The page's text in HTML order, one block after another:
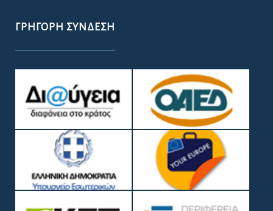
ΓΡΉΓΟΡΗ ΣΎΝΔΕΣΗ